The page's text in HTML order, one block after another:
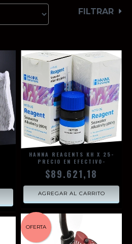
FILTRAR
HANNA REAGENTS KH X 25-
PRECIO EN EFECTIVO-
$89.621,18
OFERTA